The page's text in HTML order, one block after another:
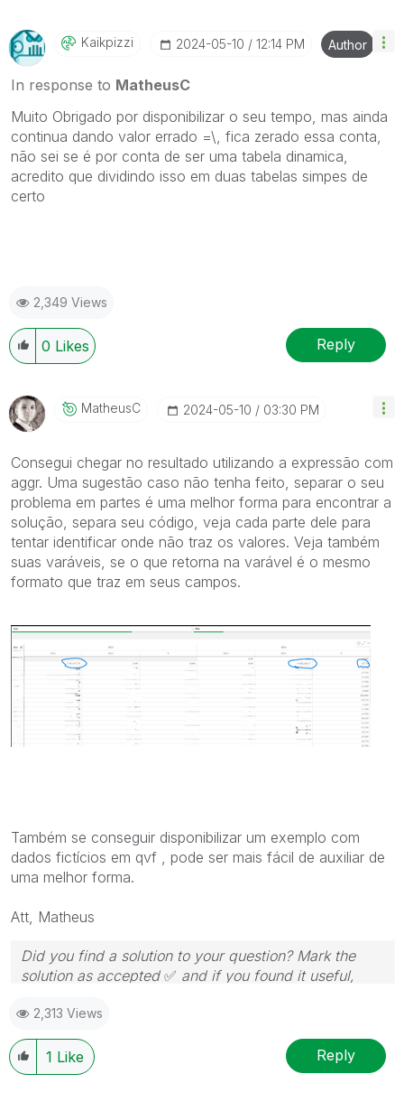
Kaikpizzi ‎2024-05-10 12:14 PM Author
In response to MatheusC
Muito Obrigado por disponibilizar o seu tempo, mas ainda
continua dando valor errado =\, fica zerado essa conta,
não sei se é por conta de ser uma tabela dinamica,
acredito que dividindo isso em duas tabelas simpes de
certo
2,349 Views
0 Likes Reply
MatheusC ‎2024-05-10 03:30 PM
Consegui chegar no resultado utilizando a expressão com
aggr. Uma sugestão caso não tenha feito, separar o seu
problema em partes é uma melhor forma para encontrar a
solução, separa seu código, veja cada parte dele para
tentar identificar onde não traz os valores. Veja também
suas varáveis, se o que retorna na varável é o mesmo
formato que traz em seus campos.
Também se conseguir disponibilizar um exemplo com
dados fictícios em qvf , pode ser mais fácil de auxiliar de
uma melhor forma.
Att, Matheus
Did you find a solution to your question? Mark the
solution as accepted ✅ and if you found it useful,
2,313 Views
1 Like Reply